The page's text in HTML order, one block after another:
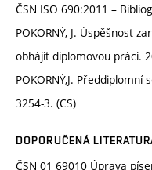
ČSN ISO 690:2011 –
POKORNÝ, J. Úspěšnost
obhájit diplomovou práci.
POKORNÝ,J.
3254-3. (CS)
DOPORUČENÁ
ČSN 01 69010 Úprava